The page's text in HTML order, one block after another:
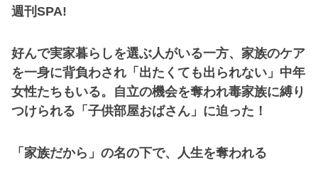
週刊SPA!
好んで実家暮らしを選ぶ人がいる一方、家族のケア
を一身に背負わされ「出たくても出られない」中年
女性たちもいる。自立の機会を奪われ毒家族に縛り
つけられる「子供部屋おばさん」に迫った！
「家族だから」の名の下で、人生を奪われる